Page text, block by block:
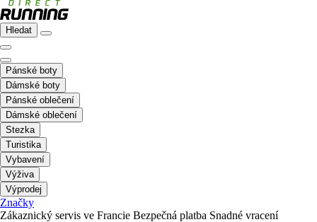
Hledat
Pánské boty
Dámské boty
Pánské oblečení
Dámské oblečení
Stezka
Turistika
Vybavení
Výživa
Výprodej
Značky
Zákaznický servis ve Francie Bezpečná platba Snadné vracení